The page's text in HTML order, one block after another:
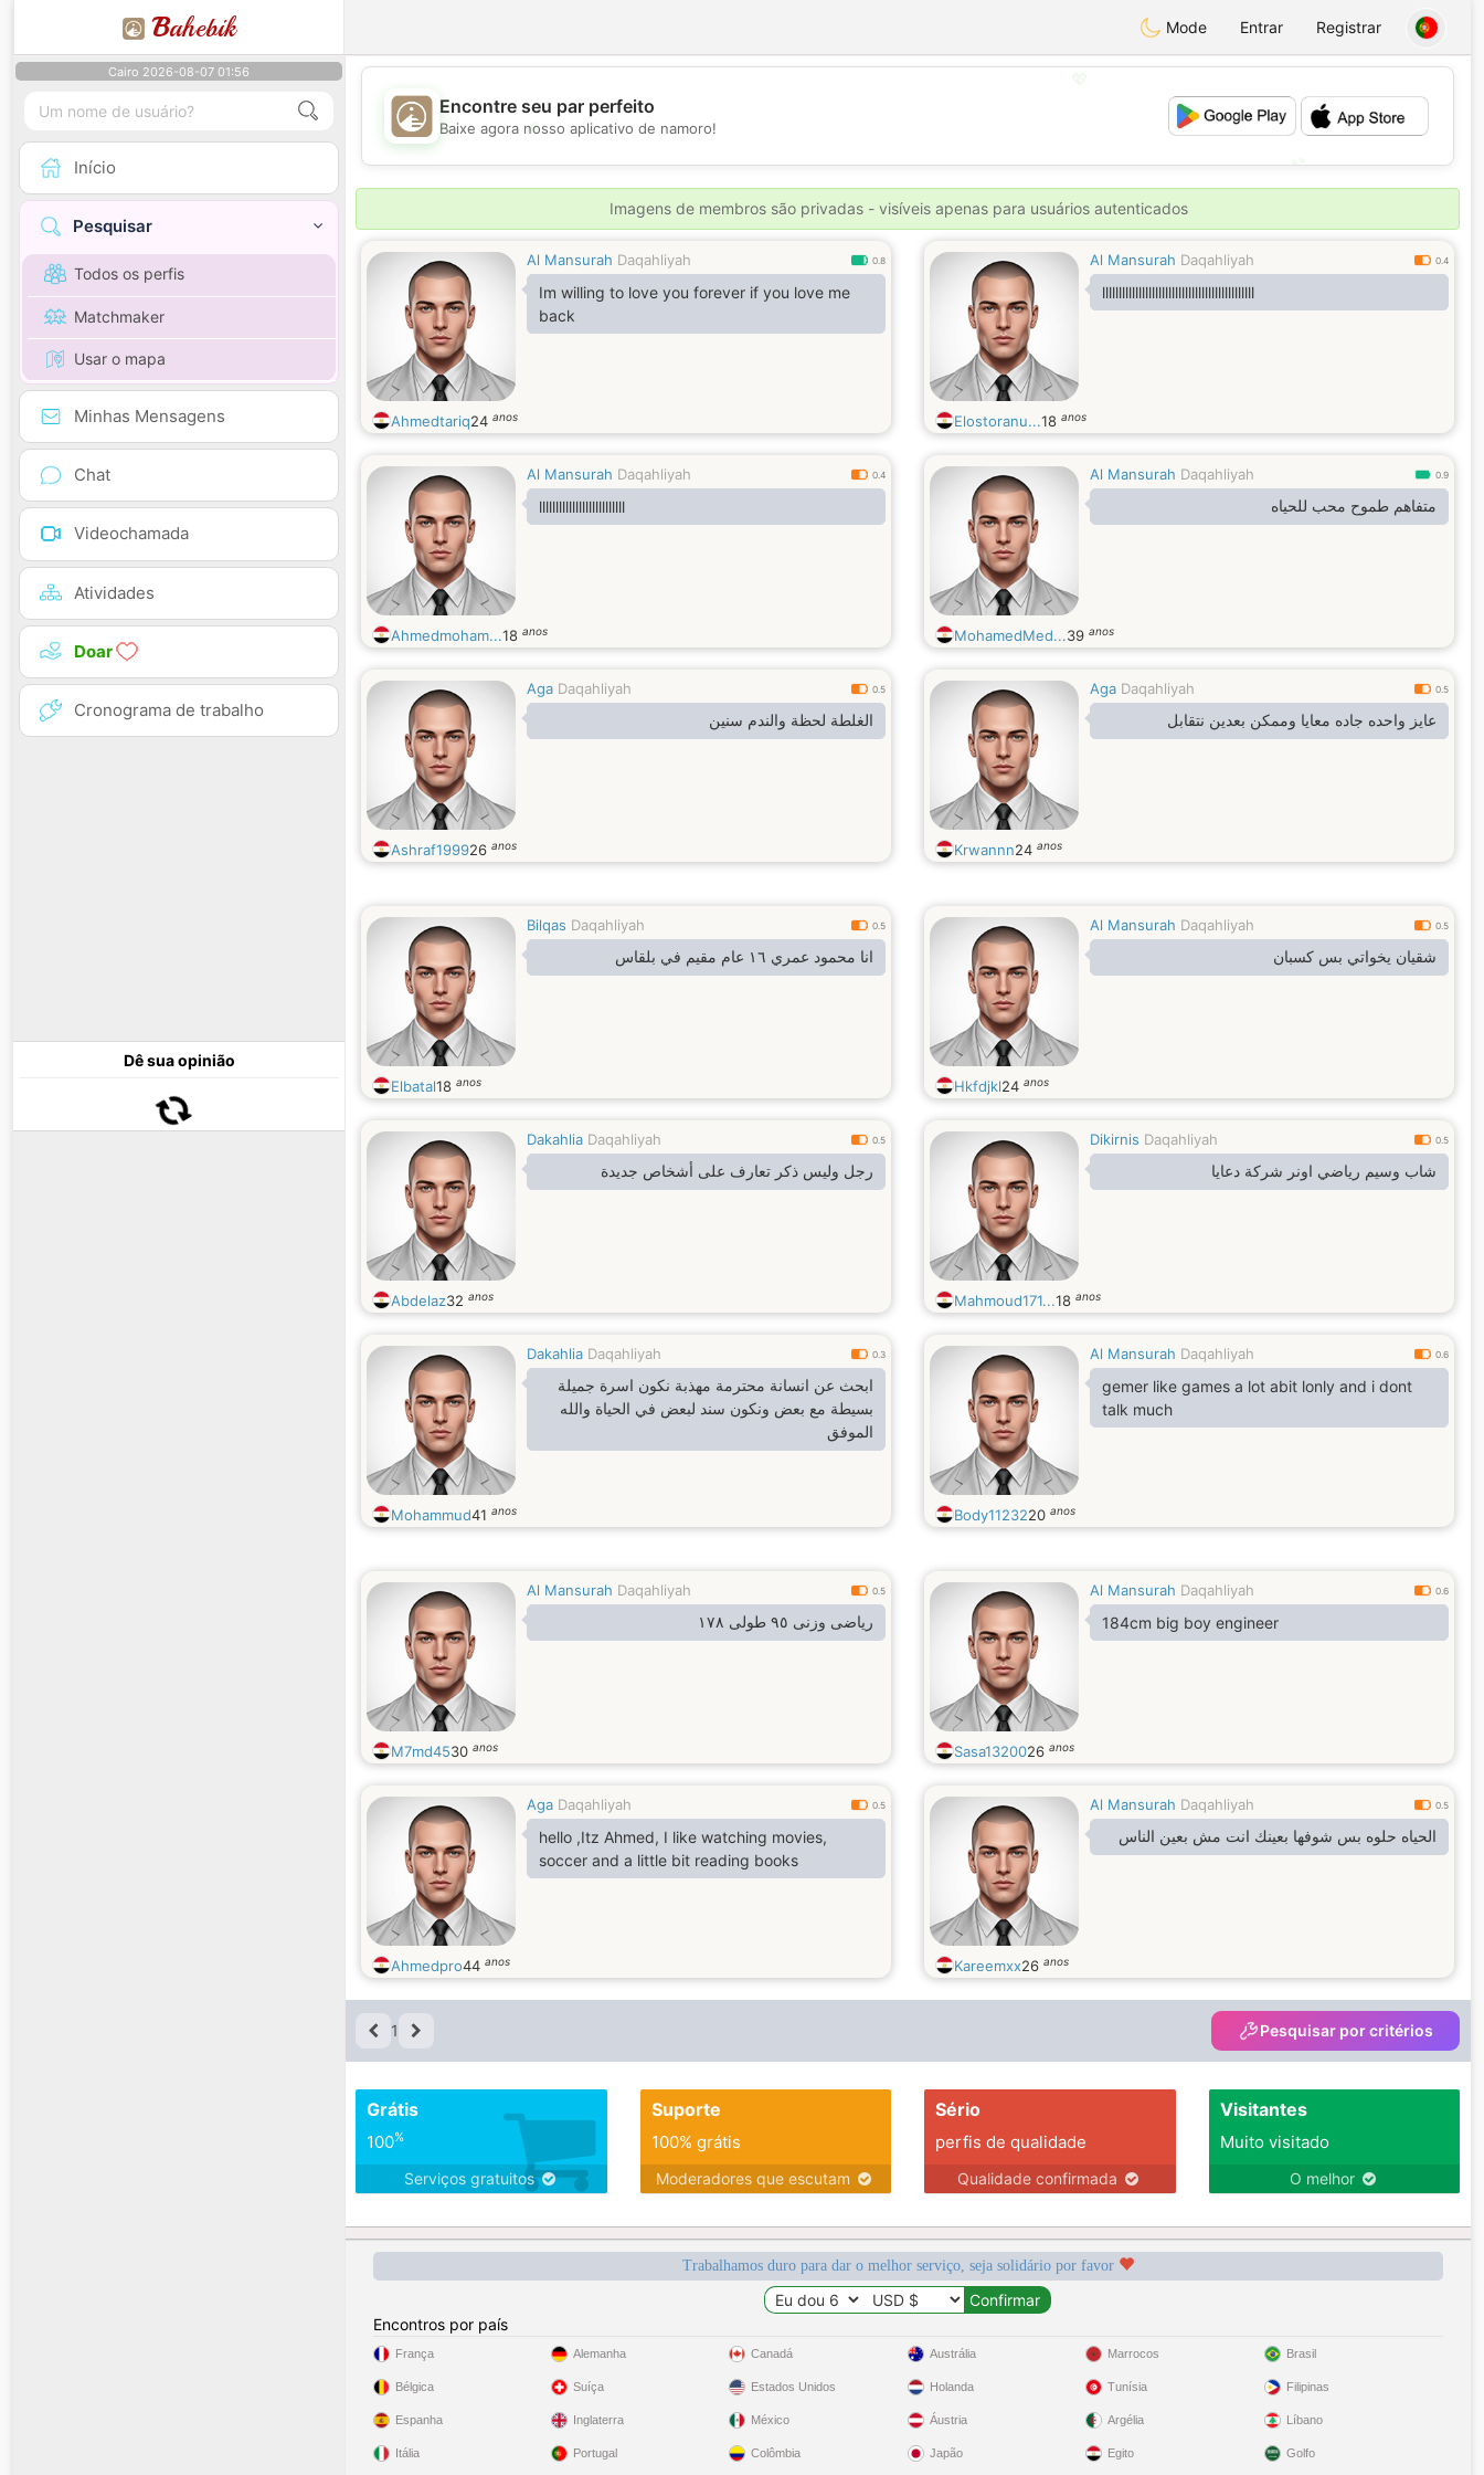
Bahebik Mode Entrar Registrar
Cairo 2026-08-07 01:56
Início
Pesquisar
Todos os perfis
Matchmaker
Usar o mapa
Minhas Mensagens
Chat
Videochamada
Atividades
Doar
Cronograma de trabalho
Dê sua opinião
💖
💕
Encontre seu par perfeito
Baixe agora nosso aplicativo de namoro!
Imagens de membros são privadas - visíveis apenas para usuários autenticados
Al Mansurah Daqahliyah 0.8
Im willing to love you forever if you love me
back
Ahmedtariq24 anos
Al Mansurah Daqahliyah 0.4
llllllllllllllllllllllllllllllllllllllllllllll
Elostoranu...18 anos
Al Mansurah Daqahliyah 0.4
llllllllllllllllllllllllll
Ahmedmoham...18 anos
Al Mansurah Daqahliyah 0.9
متفاهم طموح محب للحياه
MohamedMed...39 anos
Aga Daqahliyah 0.5
الغلطة لحظة والندم سنين
Ashraf199926 anos
Aga Daqahliyah 0.5
عايز واحده جاده معايا وممكن بعدين نتقابل
Krwannn24 anos
Bilqas Daqahliyah 0.5
انا محمود عمري ١٦ عام مقيم في بلقاس
Elbatal18 anos
Al Mansurah Daqahliyah 0.5
شقيان يخواتي بس كسبان
Hkfdjkl24 anos
Dakahlia Daqahliyah 0.5
رجل وليس ذكر تعارف على أشخاص جديدة
Abdelaz32 anos
Dikirnis Daqahliyah 0.5
شاب وسيم رياضي اونر شركة دعايا
Mahmoud171...18 anos
Dakahlia Daqahliyah 0.3
ابحث عن انسانة محترمة مهذبة نكون اسرة جميلة
بسيطة مع بعض ونكون سند لبعض في الحياة والله
الموفق
Mohammud41 anos
Al Mansurah Daqahliyah 0.6
gemer like games a lot abit lonly and i dont
talk much
Body1123220 anos
Al Mansurah Daqahliyah 0.5
رياضى وزنى ٩٥ طولى ١٧٨
M7md4530 anos
Al Mansurah Daqahliyah 0.6
184cm big boy engineer
Sasa1320026 anos
Aga Daqahliyah 0.5
hello ,Itz Ahmed, I like watching movies,
soccer and a little bit reading books
Ahmedpro44 anos
Al Mansurah Daqahliyah 0.5
الحياه حلوه بس شوفها بعينك انت مش بعين الناس
Kareemxx26 anos
1 Pesquisar por critérios
Grátis
100%
Serviços gratuitos
Suporte
100% grátis
Moderadores que escutam
Sério
perfis de qualidade
Qualidade confirmada
Visitantes
Muito visitado
O melhor
Trabalhamos duro para dar o melhor serviço, seja solidário por favor
Encontros por país
França
Bélgica
Espanha
Itália
Alemanha
Suíça
Inglaterra
Portugal
Canadá
Estados Unidos
México
Colômbia
Austrália
Holanda
Áustria
Japão
Marrocos
Tunísia
Argélia
Egito
Brasil
Filipinas
Líbano
Golfo